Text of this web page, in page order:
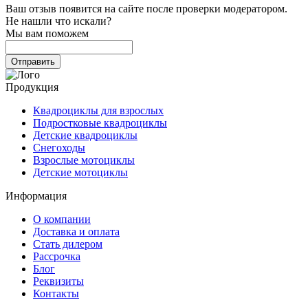
Ваш отзыв появится на сайте после проверки модератором.
Не нашли что искали?
Мы вам поможем
Продукция
Квадроциклы для взрослых
Подростковые квадроциклы
Детские квадроциклы
Снегоходы
Взрослые мотоциклы
Детские мотоциклы
Информация
О компании
Доставка и оплата
Стать дилером
Рассрочка
Блог
Реквизиты
Контакты